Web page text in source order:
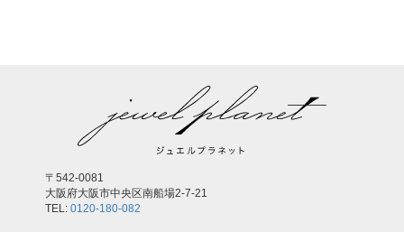
〒542-0081
大阪府大阪市中央区南船場2-7-21
TEL: 0120-180-082